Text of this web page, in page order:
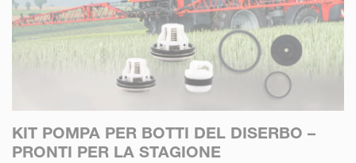
KIT POMPA PER BOTTI DEL DISERBO –
PRONTI PER LA STAGIONE